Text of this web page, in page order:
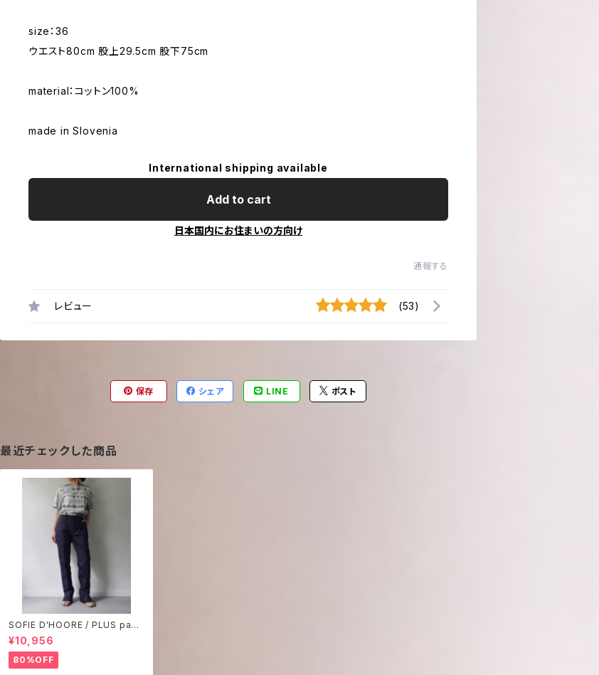
size：36
ウエスト80cm 股上29.5cm 股下75cm
material：コットン100%
made in Slovenia
International shipping available
Add to cart
日本国内にお住まいの方向け
通報する
レビュー (53)
保存 シェア LINE ポスト
最近チェックした商品
SOFIE D'HOORE / PLUS pant
s-1
¥10,956
80%OFF